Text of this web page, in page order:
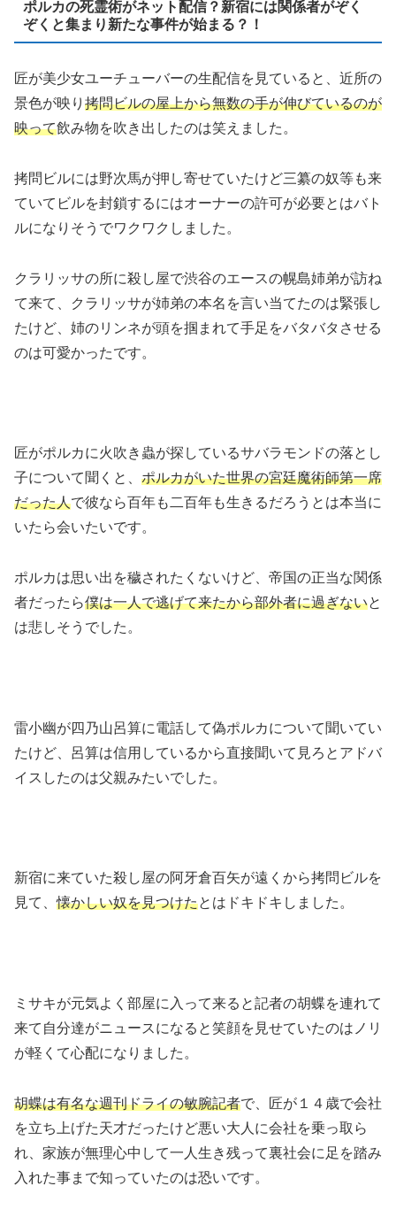
ポルカの死霊術がネット配信？新宿には関係者がぞく
ぞくと集まり新たな事件が始まる？！
匠が美少女ユーチューバーの生配信を見ていると、近所の
景色が映り 拷問ビルの屋上から無数の手が伸びているのが
映って飲み物を吹き出したのは笑えました。
拷問ビルには野次馬が押し寄せていたけど三纂の奴等も来
ていてビルを封鎖するにはオーナーの許可が必要とはバト
ルになりそうでワクワクしました。
クラリッサの所に殺し屋で渋谷のエースの幌島姉弟が訪ね
て来て、クラリッサが姉弟の本名を言い当てたのは緊張し
たけど、姉のリンネが頭を掴まれて手足をバタバタさせる
のは可愛かったです。
匠がポルカに火吹き蟲が探しているサバラモンドの落とし
子について聞くと、 ポルカがいた世界の宮廷魔術師第一席
だった人で彼なら百年も二百年も生きるだろうとは本当に
いたら会いたいです。
ポルカは思い出を穢されたくないけど、帝国の正当な関係
者だったら僕は一人で逃げて来たから部外者に過ぎないと
は悲しそうでした。
雷小幽が四乃山呂算に電話して偽ポルカについて聞いてい
たけど、呂算は信用しているから直接聞いて見ろとアドバ
イスしたのは父親みたいでした。
新宿に来ていた殺し屋の阿牙倉百矢が遠くから拷問ビルを
見て、懐かしい奴を見つけたとはドキドキしました。
ミサキが元気よく部屋に入って来ると記者の胡蝶を連れて
来て自分達がニュースになると笑顔を見せていたのはノリ
が軽くて心配になりました。
胡蝶は有名な週刊ドライの敏腕記者で、匠が１４歳で会社
を立ち上げた天才だったけど悪い大人に会社を乗っ取ら
れ、家族が無理心中して一人生き残って裏社会に足を踏み
入れた事まで知っていたのは恐いです。